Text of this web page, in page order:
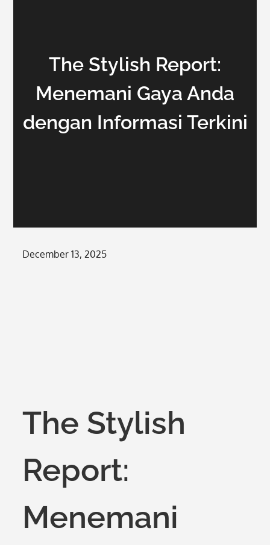
The Stylish Report:
Menemani Gaya Anda
dengan Informasi Terkini
Posted
December 13, 2025
The Stylish
Report:
Menemani